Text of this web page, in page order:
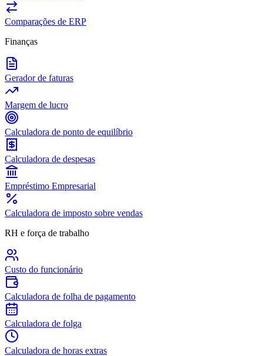
Comparações de ERP
Finanças
Gerador de faturas
Margem de lucro
Calculadora de ponto de equilíbrio
Calculadora de despesas
Empréstimo Empresarial
Calculadora de imposto sobre vendas
RH e força de trabalho
Custo do funcionário
Calculadora de folha de pagamento
Calculadora de folga
Calculadora de horas extras